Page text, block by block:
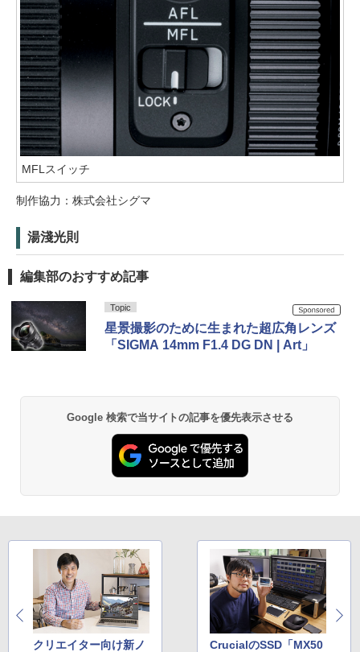
MFLスイッチ
制作協力：株式会社シグマ
湯淺光則
編集部のおすすめ記事
Topic
星景撮影のために生まれた超広角レンズ
「SIGMA 14mm F1.4 DG DN | Art」
Google 検索で当サイトの記事を優先表示させる
クリエイター向け新ノ
CrucialのSSD「MX50